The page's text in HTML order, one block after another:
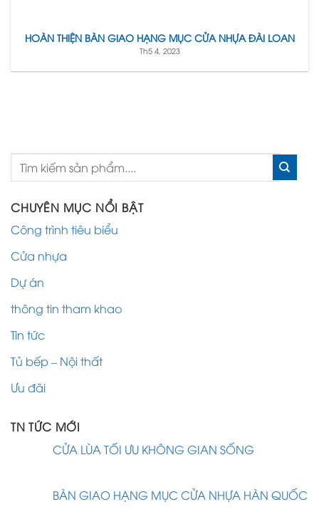
HOÀN THIỆN BÀN GIAO HẠNG MỤC CỬA NHỰA ĐÀI LOAN
Th5 4, 2023
CHUYÊN MỤC NỔI BẬT
Công trình tiêu biểu
Cửa nhựa
Dự án
thông tin tham khao
Tin tức
Tủ bếp – Nội thất
Ưu đãi
TN TỨC MỚI
CỬA LÙA TỐI ƯU KHÔNG GIAN SỐNG
BÀN GIAO HẠNG MỤC CỬA NHỰA HÀN QUỐC